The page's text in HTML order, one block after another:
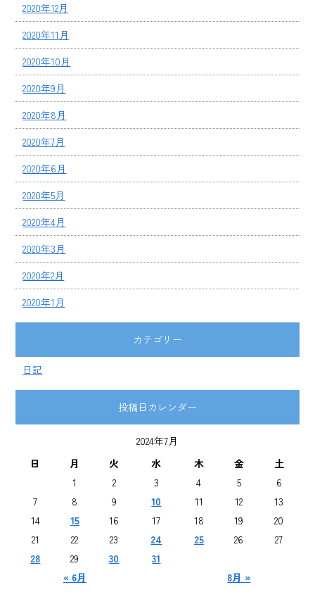
2020年12月
2020年11月
2020年10月
2020年9月
2020年8月
2020年7月
2020年6月
2020年5月
2020年4月
2020年3月
2020年2月
2020年1月
カテゴリー
日記
投稿日カレンダー
2024年7月
日
月 火 水 木 金 土
« 6月 8月 »
1 2 3 4 5
6
7
8 9 10 11 12
13
14
15 16 17 18 19
20
21
22 23 24 25 26
27
28
29 30 31